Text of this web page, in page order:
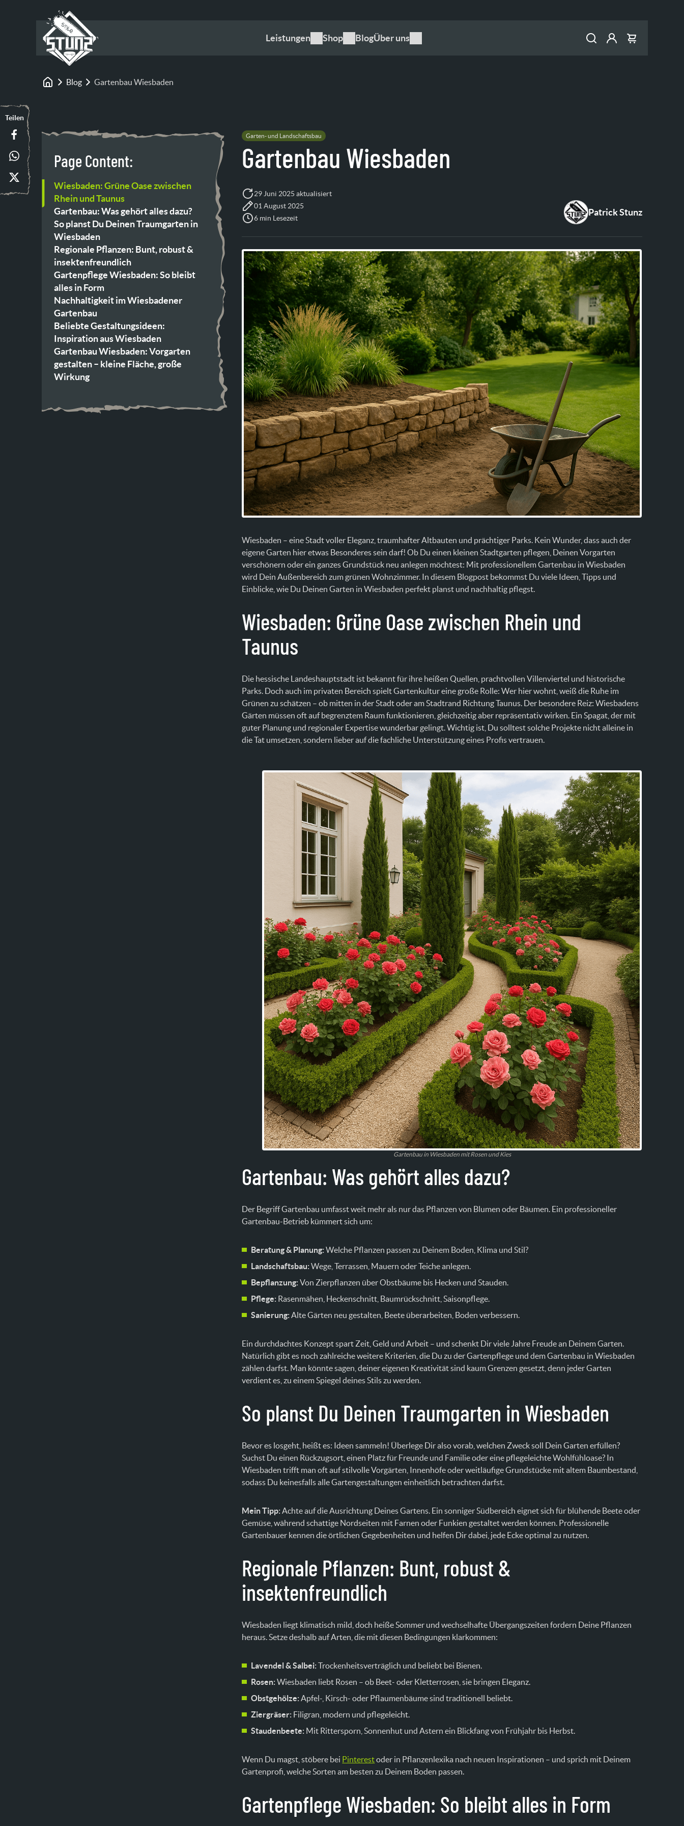
Leistungen Shop BlogÜber uns KontoWarenkorb
Startseite
Blog Gartenbau Wiesbaden
Teilen
Garten- und Landschaftsbau
Gartenbau Wiesbaden
29 Juni 2025 aktualisiert
01 August 2025
6 min Lesezeit
Patrick Stunz
Page Content:
Wiesbaden: Grüne Oase zwischen
Rhein und Taunus
Gartenbau: Was gehört alles dazu?
So planst Du Deinen Traumgarten in
Wiesbaden
Regionale Pflanzen: Bunt, robust &
insektenfreundlich
Gartenpflege Wiesbaden: So bleibt
alles in Form
Nachhaltigkeit im Wiesbadener
Gartenbau
Beliebte Gestaltungsideen:
Inspiration aus Wiesbaden
Gartenbau Wiesbaden: Vorgarten
gestalten – kleine Fläche, große
Wirkung
Gartenbau Wiesbaden: Tipps für jede
Wiesbaden – eine Stadt voller Eleganz, traumhafter Altbauten und prächtiger Parks. Kein Wunder, dass auch der
eigene Garten hier etwas Besonderes sein darf! Ob Du einen kleinen Stadtgarten pflegen, Deinen Vorgarten
verschönern oder ein ganzes Grundstück neu anlegen möchtest: Mit professionellem Gartenbau in Wiesbaden
wird Dein Außenbereich zum grünen Wohnzimmer. In diesem Blogpost bekommst Du viele Ideen, Tipps und
Einblicke, wie Du Deinen Garten in Wiesbaden perfekt planst und nachhaltig pflegst.
Wiesbaden: Grüne Oase zwischen Rhein und
Taunus
Die hessische Landeshauptstadt ist bekannt für ihre heißen Quellen, prachtvollen Villenviertel und historische
Parks. Doch auch im privaten Bereich spielt Gartenkultur eine große Rolle: Wer hier wohnt, weiß die Ruhe im
Grünen zu schätzen – ob mitten in der Stadt oder am Stadtrand Richtung Taunus. Der besondere Reiz: Wiesbadens
Gärten müssen oft auf begrenztem Raum funktionieren, gleichzeitig aber repräsentativ wirken. Ein Spagat, der mit
guter Planung und regionaler Expertise wunderbar gelingt. Wichtig ist, Du solltest solche Projekte nicht alleine in
die Tat umsetzen, sondern lieber auf die fachliche Unterstützung eines Profis vertrauen.
Gartenbau in Wiesbaden mit Rosen und Kies
Gartenbau: Was gehört alles dazu?
Der Begriff Gartenbau umfasst weit mehr als nur das Pflanzen von Blumen oder Bäumen. Ein professioneller
Gartenbau-Betrieb kümmert sich um:
Beratung & Planung:Welche Pflanzen passen zu Deinem Boden, Klima und Stil?
Landschaftsbau:Wege, Terrassen, Mauern oder Teiche anlegen.
Bepflanzung:Von Zierpflanzen über Obstbäume bis Hecken und Stauden.
Pflege: Rasenmähen, Heckenschnitt, Baumrückschnitt, Saisonpflege.
Sanierung:Alte Gärten neu gestalten, Beete überarbeiten, Boden verbessern.
Ein durchdachtes Konzept spart Zeit, Geld und Arbeit – und schenkt Dir viele Jahre Freude an Deinem Garten.
Natürlich gibt es noch zahlreiche weitere Kriterien, die Du zu der Gartenpflege und dem Gartenbau in Wiesbaden
zählen darfst. Man könnte sagen, deiner eigenen Kreativität sind kaum Grenzen gesetzt, denn jeder Garten
verdient es, zu einem Spiegel deines Stils zu werden.
So planst Du Deinen Traumgarten in Wiesbaden
Bevor es losgeht, heißt es: Ideen sammeln! Überlege Dir also vorab, welchen Zweck soll Dein Garten erfüllen?
Suchst Du einen Rückzugsort, einen Platz für Freunde und Familie oder eine pflegeleichte Wohlfühloase? In
Wiesbaden trifft man oft auf stilvolle Vorgärten, Innenhöfe oder weitläufige Grundstücke mit altem Baumbestand,
sodass Du keinesfalls alle Gartengestaltungen einheitlich betrachten darfst.
Mein Tipp:Achte auf die Ausrichtung Deines Gartens. Ein sonniger Südbereich eignet sich für blühende Beete oder
Gemüse, während schattige Nordseiten mit Farnen oder Funkien gestaltet werden können. Professionelle
Gartenbauer kennen die örtlichen Gegebenheiten und helfen Dir dabei, jede Ecke optimal zu nutzen.
Regionale Pflanzen: Bunt, robust &
insektenfreundlich
Wiesbaden liegt klimatisch mild, doch heiße Sommer und wechselhafte Übergangszeiten fordern Deine Pflanzen
heraus. Setze deshalb auf Arten, die mit diesen Bedingungen klarkommen:
Lavendel & Salbei:Trockenheitsverträglich und beliebt bei Bienen.
Rosen:Wiesbaden liebt Rosen – ob Beet- oder Kletterrosen, sie bringen Eleganz.
Obstgehölze:Apfel-, Kirsch- oder Pflaumenbäume sind traditionell beliebt.
Ziergräser: Filigran, modern und pflegeleicht.
Staudenbeete: Mit Rittersporn, Sonnenhut und Astern ein Blickfang von Frühjahr bis Herbst.
Wenn Du magst, stöbere bei Pinterestoder in Pflanzenlexika nach neuen Inspirationen – und sprich mit Deinem
Gartenprofi, welche Sorten am besten zu Deinem Boden passen.
Gartenpflege Wiesbaden: So bleibt alles in Form